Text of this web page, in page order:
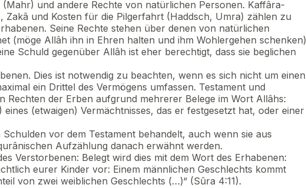
und andere Rechte von natürlichen Personen. Kaffâra-
Zakâ und Kosten für die Pilgerfahrt (Haddsch, Umra) zählen zu
Seine Rechte stehen über denen von natürlichen
(möge Allâh ihn in Ehren halten und ihm Wohlergehen schenken)
Schuld gegenüber Allâh ist eher berechtigt, dass sie beglichen
Dies ist notwendig zu beachten, wenn es sich nicht um einen
ein Drittel des Vermögens umfassen. Testament und
Rechten der Erben aufgrund mehrerer Belege im Wort Allâhs:
eines (etwaigen) Vermächtnisses, das er festgesetzt hat, oder einer
vor dem Testament behandelt, auch wenn sie aus
Aufzählung danach erwähnt werden.
Verstorbenen: Belegt wird dies mit dem Wort des Erhabenen:
eurer Kinder vor: Einem männlichen Geschlechts kommt
von zwei weiblichen Geschlechts (…)“ (Sûra 4:11).